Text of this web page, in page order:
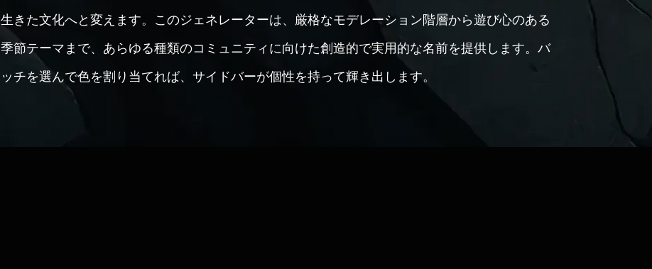
生きた文化へと変えます。このジェネレーターは、厳格なモデレーション階層から遊び心のある
季節テーマまで、あらゆる種類のコミュニティに向けた創造的で実用的な名前を提供します。バ
ッチを選んで色を割り当てれば、サイドバーが個性を持って輝き出します。